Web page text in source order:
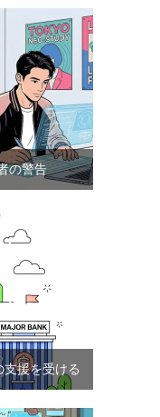
の警告
援を受ける